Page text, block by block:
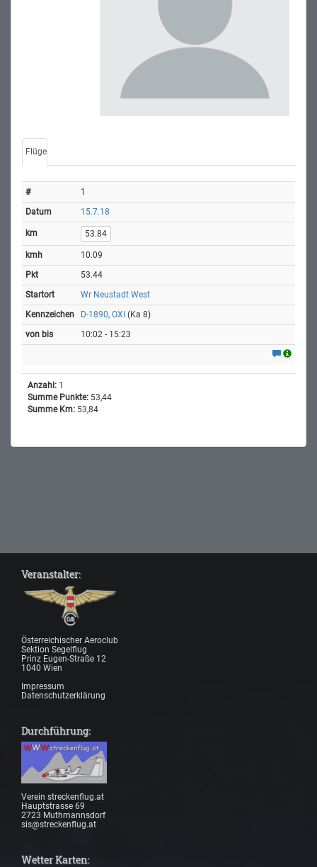
Flüge
1
15.7.18
53.84
10.09
53.44
Wr Neustadt West
D-1890, OXI (Ka 8)
10:02 - 15:23
Anzahl: 1
Summe Punkte: 53,44
Summe Km: 53,84
Veranstalter:
Österreichischer Aeroclub
Sektion Segelflug
Prinz Eugen-Straße 12
1040 Wien
Impressum
Datenschutzerklärung
Durchführung:
Verein streckenflug.at
Hauptstrasse 69
2723 Muthmannsdorf
sis@streckenflug.at
Wetter Karten: